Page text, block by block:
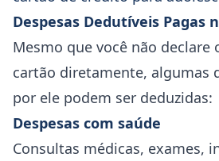
Despesas Dedutíveis Pagas
Mesmo que você não declare
cartão diretamente, algumas
por ele podem ser deduzidas:
Despesas com saúde
Consultas médicas, exames,